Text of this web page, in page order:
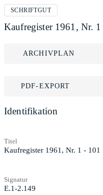
SCHRIFTGUT
Kaufregister 1961, Nr. 1
ARCHIVPLAN
PDF-EXPORT
Identifikation
Titel
Kaufregister 1961, Nr. 1 - 101
Signatur
E.1-2.149